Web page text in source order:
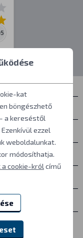
kat
böngészhető
a kereséstől
ezzel
weboldalunkat.
módosíthatja.
cookie-król című